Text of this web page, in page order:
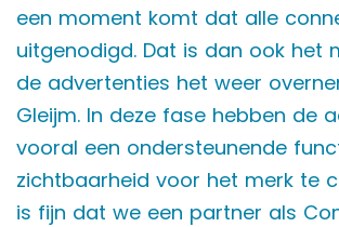
een moment komt dat alle
uitgenodigd. Dat is dan ook het
de advertenties het weer
Gleijm. In deze fase hebben de
vooral een ondersteunende
zichtbaarheid voor het merk te
is fijn dat we een partner als